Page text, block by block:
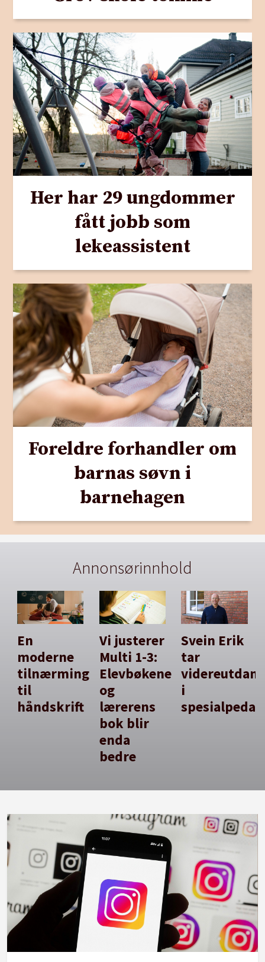
Her har 29 ungdommer
fått jobb som
lekeassistent
Foreldre forhandler om
barnas søvn i
barnehagen
Annonsørinnhold
En
moderne
tilnærming
til
håndskrift
Vi justerer
Multi 1-3:
Elevbøkene
og
lærerens
bok blir
enda
bedre
Svein Erik
tar
i